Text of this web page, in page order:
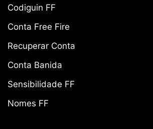
Codiguin FF
Conta Free Fire
Recuperar Conta
Conta Banida
Sensibilidade FF
Nomes FF